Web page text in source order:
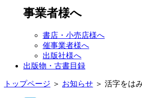
事業者様へ
書店・小売店様へ
催事業者様へ
出版社様へ
出版物・古書目録
トップページ ＞ お知らせ ＞ 活字をは